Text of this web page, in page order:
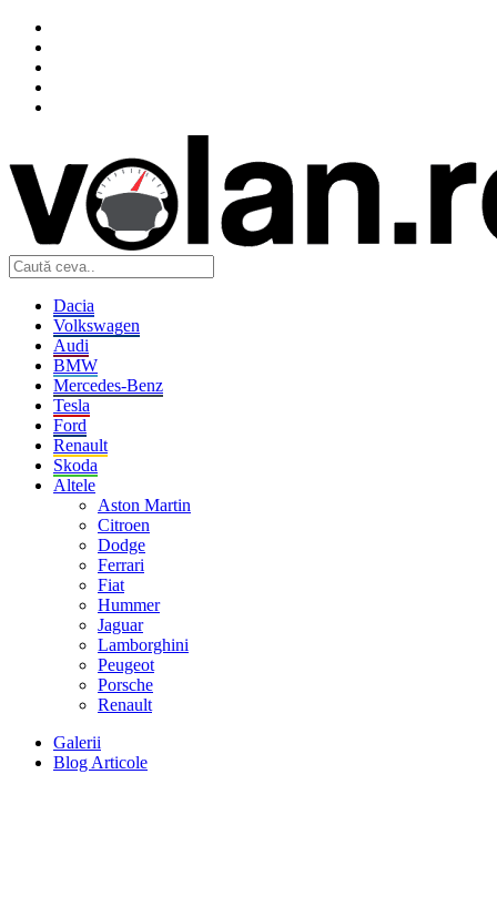
Dacia
Volkswagen
Audi
BMW
Mercedes-Benz
Tesla
Ford
Renault
Skoda
Altele
Aston Martin
Citroen
Dodge
Ferrari
Fiat
Hummer
Jaguar
Lamborghini
Peugeot
Porsche
Renault
Galerii
Blog Articole